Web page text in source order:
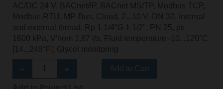
AC/DC 24 V, BACnet/IP, BACnet MS/TP, Modbus TCP,
Modbus RTU, MP-Bus, Cloud, 2...10 V, DN 32, Internal
and external thread, Rp 1 1/4"G 1 1/2", PN 25, ps
1600 kPa, V'nom 1.67 l/s, Fluid temperature -10...120°C
[14...248°F], Glycol monitoring